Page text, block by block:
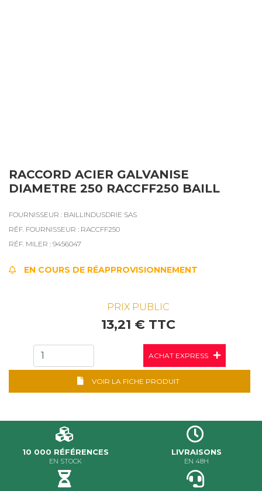
RACCORD ACIER GALVANISE
DIAMETRE 250 RACCFF250 BAILL
FOURNISSEUR : BAILLINDUSDRIE SAS
RÉF. FOURNISSEUR : RACCFF250
RÉF. MILER : 9456047
EN COURS DE RÉAPPROVISIONNEMENT
PRIX PUBLIC
13,21 € TTC
ACHAT EXPRESS
VOIR LA FICHE PRODUIT
10 000 RÉFÉRENCES
EN STOCK
LIVRAISONS
EN 48H